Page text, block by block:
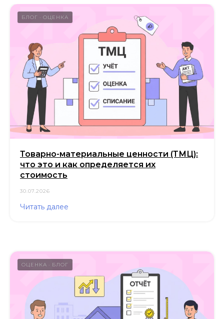
БЛОГ ОЦЕНКА
Товарно-материальные ценности (ТМЦ):
что это и как определяется их
стоимость
30.07.2026
Читать далее
ОЦЕНКА БЛОГ
Вакансии
Контакты
Строительная экспертиза
Независимая оценка
Адрес:
195213, Санкт-Петербург,
123112, Москва, Пресненская наб., 12
8 499 391-81-00
info@casexpert.ru
Калькулятор дебиторской
задолженности